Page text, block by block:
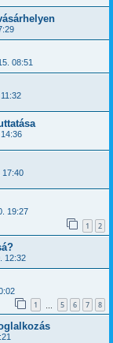
08:51
17:40
19:27
1 2
12:32
1 5 6 7 8